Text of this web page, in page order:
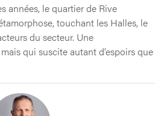
années, le quartier de Rive
touchant les Halles, le
du secteur. Une
qui suscite autant d’espoirs que